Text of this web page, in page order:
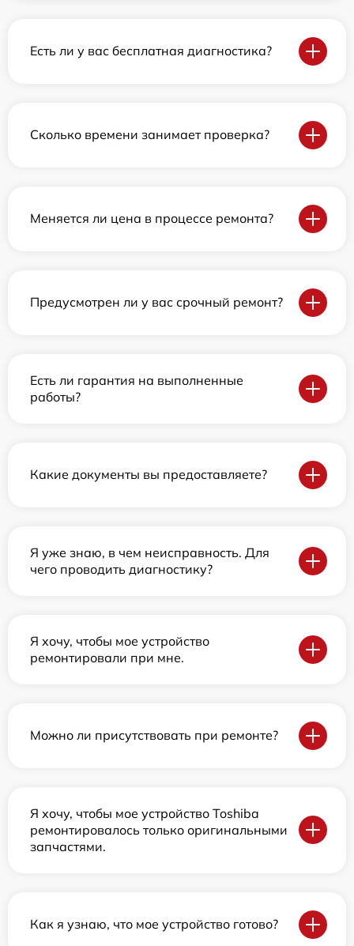
Есть ли у вас бесплатная диагностика?
Сколько времени занимает проверка?
Меняется ли цена в процессе ремонта?
Предусмотрен ли у вас срочный ремонт?
Есть ли гарантия на выполненные
работы?
Какие документы вы предоставляете?
Я уже знаю, в чем неисправность. Для
чего проводить диагностику?
Я хочу, чтобы мое устройство
ремонтировали при мне.
Можно ли присутствовать при ремонте?
Я хочу, чтобы мое устройство Toshiba
ремонтировалось только оригинальными
запчастями.
Как я узнаю, что мое устройство готово?